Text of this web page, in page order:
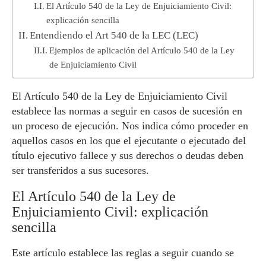
El Artículo 540 de la Ley de Enjuiciamiento Civil:
explicación sencilla
Entendiendo el Art 540 de la LEC (LEC)
Ejemplos de aplicación del Artículo 540 de la Ley
de Enjuiciamiento Civil
El Artículo 540 de la Ley de Enjuiciamiento Civil
establece las normas a seguir en casos de sucesión en
un proceso de ejecución. Nos indica cómo proceder en
aquellos casos en los que el ejecutante o ejecutado del
título ejecutivo fallece y sus derechos o deudas deben
ser transferidos a sus sucesores.
El Artículo 540 de la Ley de
Enjuiciamiento Civil: explicación
sencilla
Este artículo establece las reglas a seguir cuando se